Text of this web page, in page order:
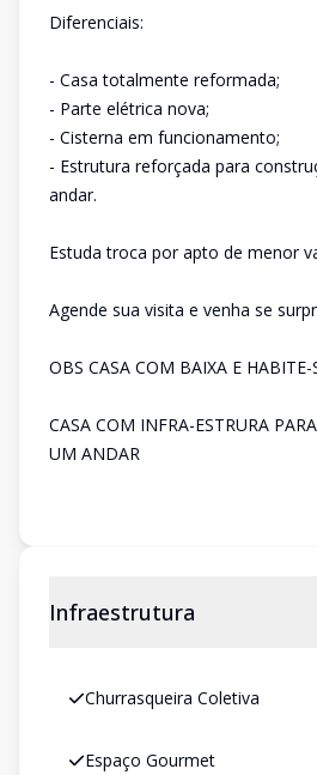
Diferenciais:
- Casa totalmente reformada;
- Parte elétrica nova;
- Cisterna em funcionamento;
- Estrutura reforçada para
andar.
Estuda troca por apto de menor
Agende sua visita e venha se
OBS CASA COM BAIXA E HABITE-
CASA COM INFRA-ESTRURA
UM ANDAR
Infraestrutura
Churrasqueira Coletiva
Espaço Gourmet